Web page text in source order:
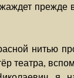
прежде
нитью
театра,